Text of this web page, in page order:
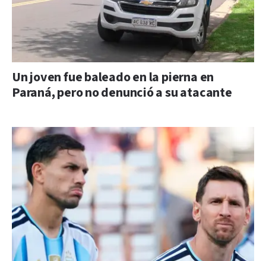
Un joven fue baleado en la pierna en
Paraná, pero no denunció a su atacante